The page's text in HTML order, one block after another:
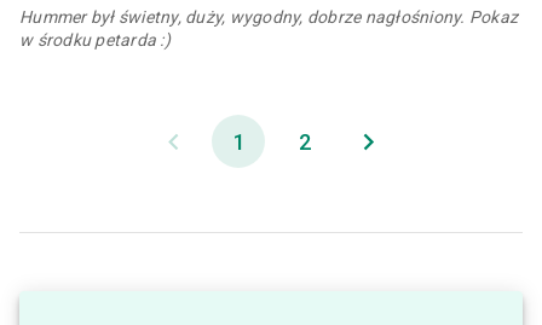
Hummer był świetny, duży, wygodny, dobrze nagłośniony. Pokaz
w środku petarda :)
1 2